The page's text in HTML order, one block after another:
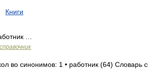
Книги
…
во синонимов: 1 • работник (64) Словарь